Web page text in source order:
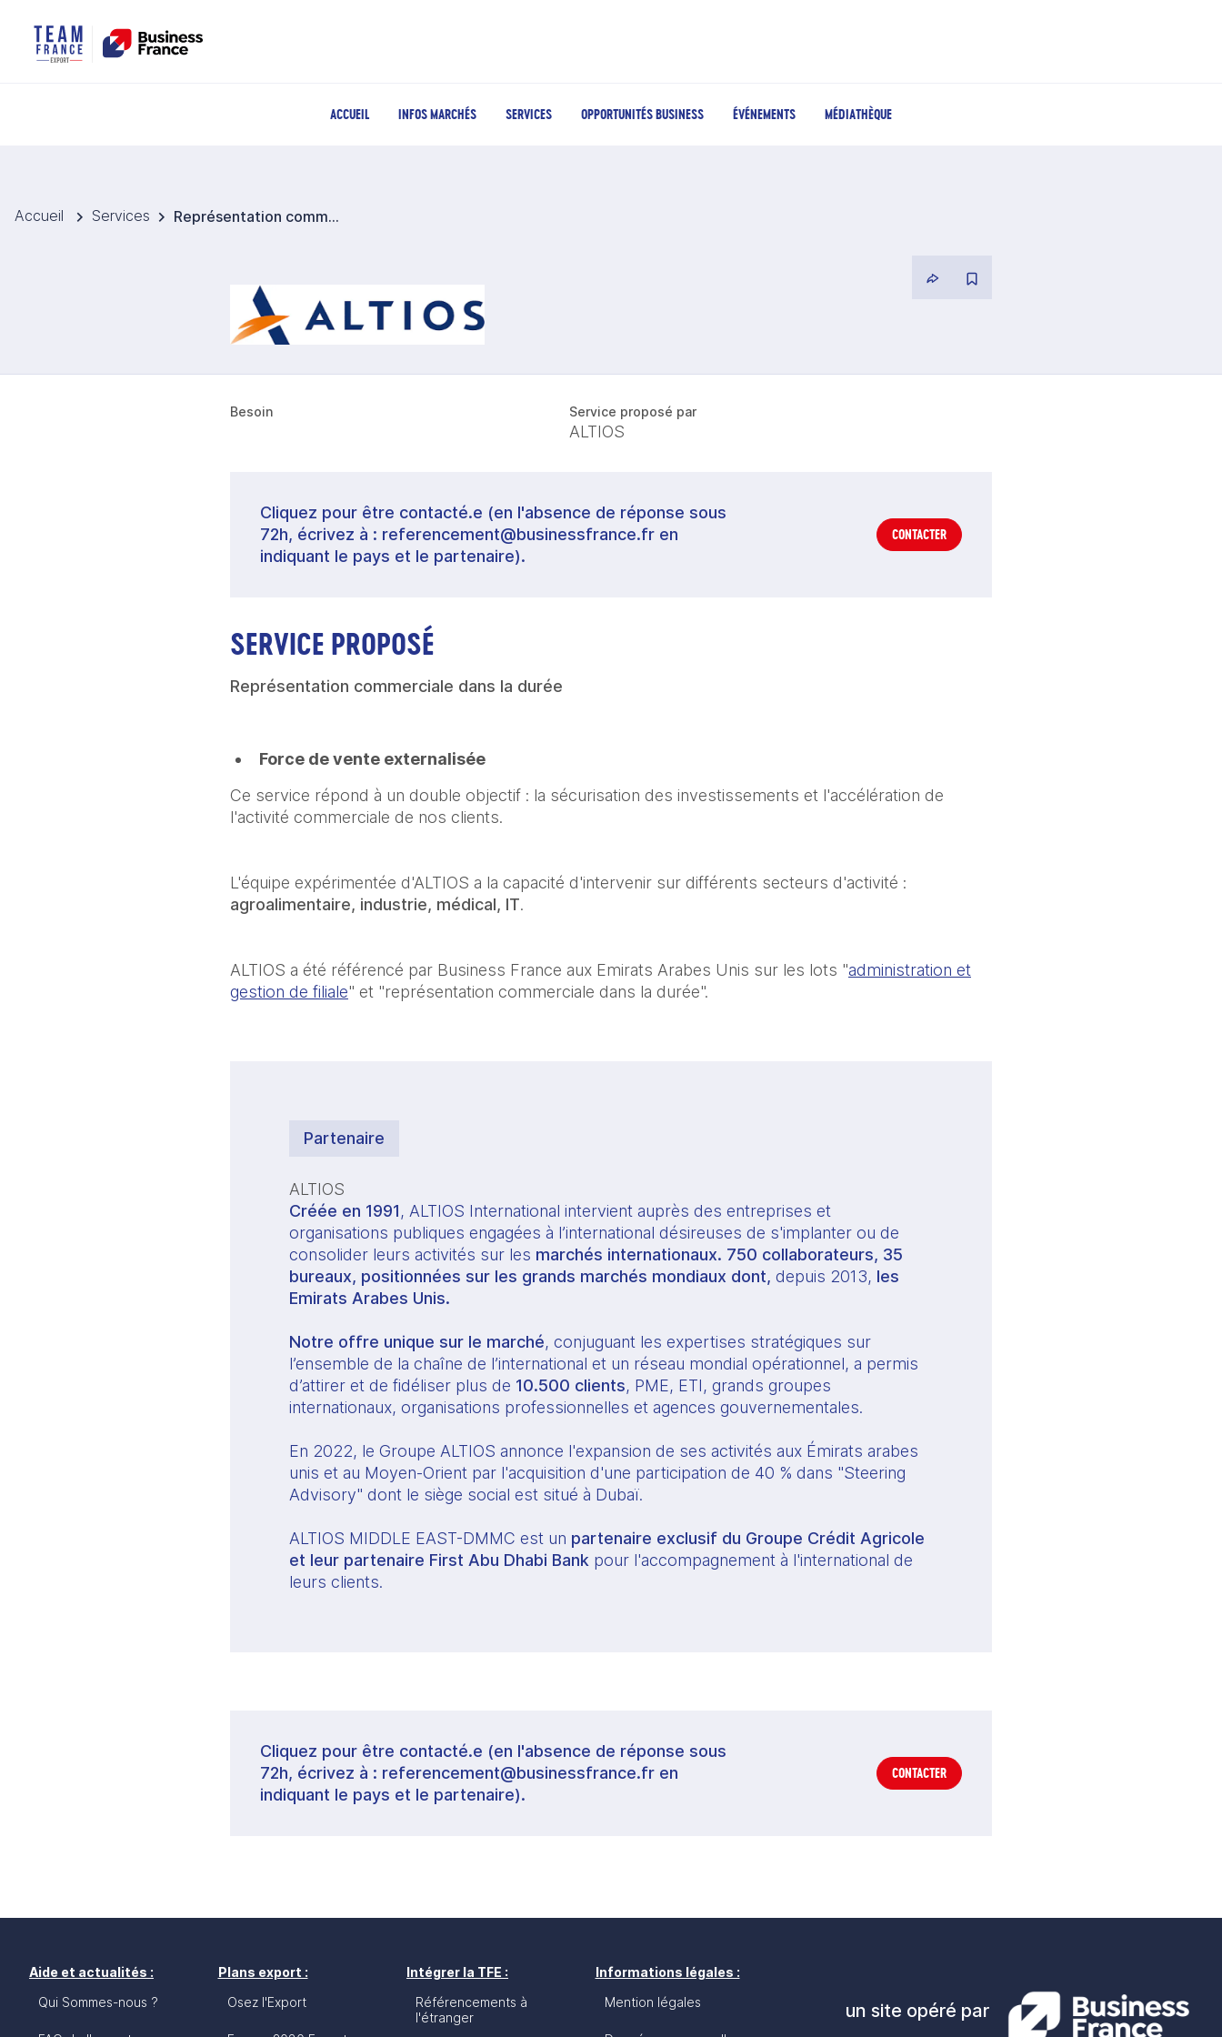
ACCUEIL INFOS MARCHÉS SERVICES OPPORTUNITÉS BUSINESS ÉVÉNEMENTS MÉDIATHÈQUE
Accueil Services Représentation commerciale dans la durée E.A.U - ALTIOS
Besoin Service proposé par
ALTIOS
Cliquez pour être contacté.e (en l'absence de réponse sous
72h, écrivez à : referencement@businessfrance.fr en
indiquant le pays et le partenaire).
CONTACTER
SERVICE PROPOSÉ
Représentation commerciale dans la durée
Force de vente externalisée
Ce service répond à un double objectif : la sécurisation des investissements et l'accélération de
l'activité commerciale de nos clients.
L'équipe expérimentée d'ALTIOS a la capacité d'intervenir sur différents secteurs d'activité :
agroalimentaire, industrie, médical, IT.
ALTIOS a été référencé par Business France aux Emirats Arabes Unis sur les lots "administration et
gestion de filiale" et "représentation commerciale dans la durée".
Partenaire
ALTIOS
Créée en 1991, ALTIOS International intervient auprès des entreprises et
organisations publiques engagées à l’international désireuses de s'implanter ou de
consolider leurs activités sur les marchés internationaux. 750 collaborateurs, 35
bureaux, positionnées sur les grands marchés mondiaux dont, depuis 2013, les
Emirats Arabes Unis.
Notre offre unique sur le marché, conjuguant les expertises stratégiques sur
l’ensemble de la chaîne de l’international et un réseau mondial opérationnel, a permis
d’attirer et de fidéliser plus de 10.500 clients, PME, ETI, grands groupes
internationaux, organisations professionnelles et agences gouvernementales.
En 2022, le Groupe ALTIOS annonce l'expansion de ses activités aux Émirats arabes
unis et au Moyen-Orient par l'acquisition d'une participation de 40 % dans "Steering
Advisory" dont le siège social est situé à Dubaï.
ALTIOS MIDDLE EAST-DMMC est un partenaire exclusif du Groupe Crédit Agricole
et leur partenaire First Abu Dhabi Bank pour l'accompagnement à l'international de
leurs clients.
Cliquez pour être contacté.e (en l'absence de réponse sous
72h, écrivez à : referencement@businessfrance.fr en
indiquant le pays et le partenaire).
CONTACTER
Aide et actualités :
Qui Sommes-nous ?
Plans export :
Osez l'Export
Intégrer la TFE :
Référencements à
l'étranger
Informations légales :
Mention légales
un site opéré par